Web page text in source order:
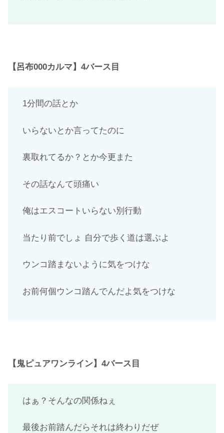
【呂布000カルマ】4バース目
1分間の話とか
いらないとか言ってたのに
裏取れてるか？とか今更また
その話なんて頭痛い
俺はエスコートいらない別行動
当たり前でしょ 自分で歩く道は選ぶよ
ウンコ踏まないように気をつけな
お前何個ウンコ踏んでんだよ気をつけな
【鬼ピュアワンライン】4バース目
はぁ？そんなの関係ねぇ
最後お前踏んだらそれは終わりだぜ